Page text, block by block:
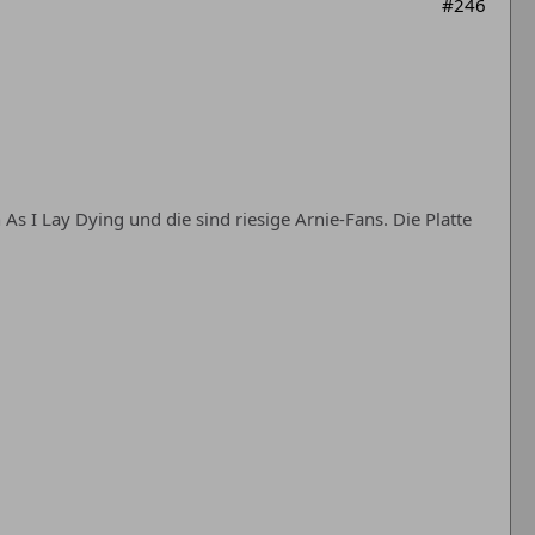
#246
I Lay Dying und die sind riesige Arnie-Fans. Die Platte